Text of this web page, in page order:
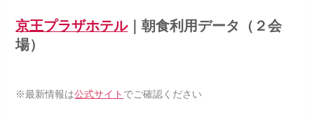
京王プラザホテル｜朝食利用データ（２会
場）
※最新情報は公式サイト でご確認ください